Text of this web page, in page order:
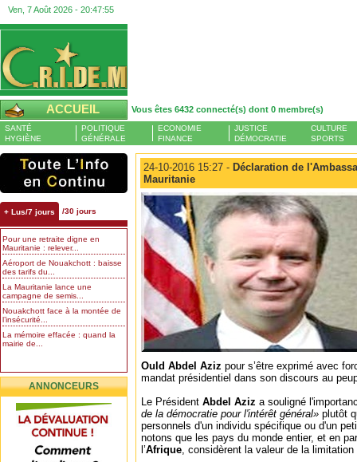
Ven, 7 Août 2026 - 20:47:56
ACCUEIL Vous êtes 6432 connecté(s) dont 0 membre(s)
SANTÉ
HYGIÈNE
POLITIQUE
GÉNÉRALE
ECONOMIE
FINANCE
JUSTICE
DÉMOCRATIE
CULTURE
SPORTS
+ Lus/7 jours /30 jours
Pour une retraite digne en
Mauritanie : relever...
Aéroport de Nouakchott : baisse
des tarifs du...
La Mauritanie lance une
campagne de semis...
Nouakchott face à la montée de
l’insécurité...
La mémoire effacée : quand la
mairie de...
ANNONCEURS
24-10-2016 15:27 - Déclaration de
Mauritanie
Ould Abdel Aziz pour s’être exprimé avec
mandat présidentiel dans son discours au
Le Président Abdel Aziz a souligné
de la démocratie pour l'intérêt général» plutôt
personnels d'un individu spécifique ou d'un
notons que les pays du monde entier, et en
l’Afrique, considèrent la valeur de la